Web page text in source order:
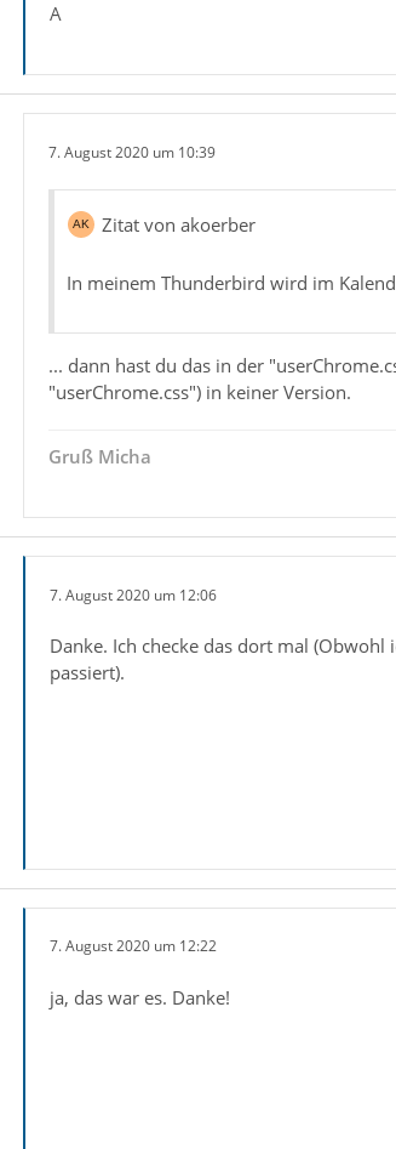
A
7. August 2020 um 10:39
Zitat von akoerber
In meinem Thunderbird wird im
... dann hast du das in der
"userChrome.css") in keiner Version.
Gruß Micha
7. August 2020 um 12:06
Danke. Ich checke das dort mal
passiert).
7. August 2020 um 12:22
ja, das war es. Danke!